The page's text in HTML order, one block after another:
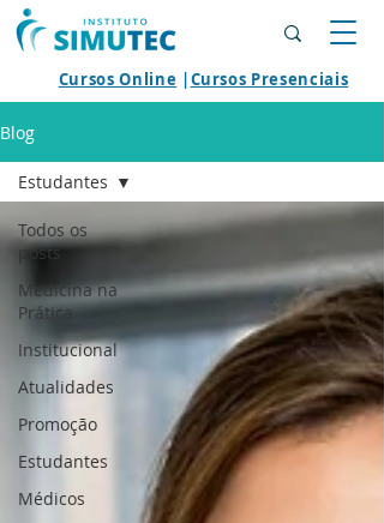
Cursos Online |Cursos Presenciais
Blog
Todos os
posts
Medicina na
Prática
Institucional
Atualidades
Promoção
Estudantes
Médicos
Estudantes